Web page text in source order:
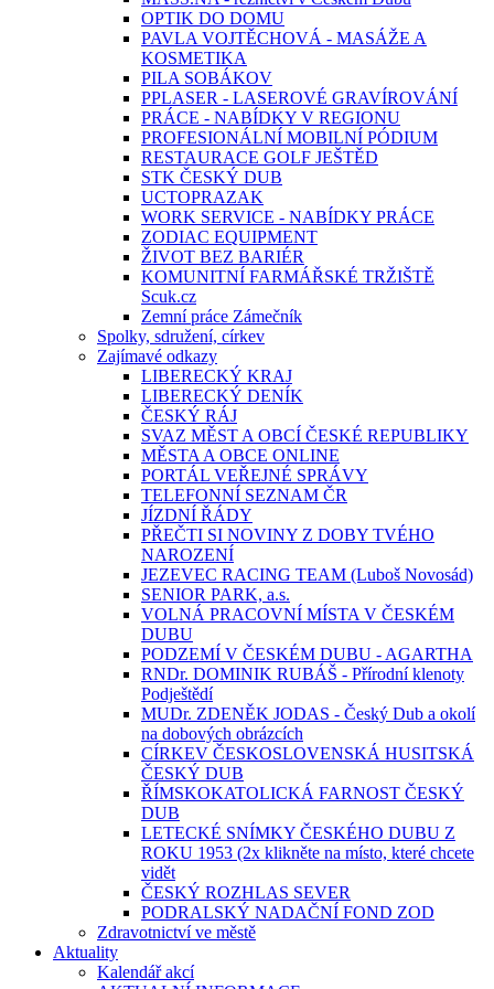
OPTIK DO DOMU
PAVLA VOJTĚCHOVÁ - MASÁŽE A
KOSMETIKA
PILA SOBÁKOV
PPLASER - LASEROVÉ GRAVÍROVÁNÍ
PRÁCE - NABÍDKY V REGIONU
PROFESIONÁLNÍ MOBILNÍ PÓDIUM
RESTAURACE GOLF JEŠTĚD
STK ČESKÝ DUB
UCTOPRAZAK
WORK SERVICE - NABÍDKY PRÁCE
ZODIAC EQUIPMENT
ŽIVOT BEZ BARIÉR
KOMUNITNÍ FARMÁŘSKÉ TRŽIŠTĚ
Scuk.cz
Zemní práce Zámečník
Spolky, sdružení, církev
Zajímavé odkazy
LIBERECKÝ KRAJ
LIBERECKÝ DENÍK
ČESKÝ RÁJ
SVAZ MĚST A OBCÍ ČESKÉ REPUBLIKY
MĚSTA A OBCE ONLINE
PORTÁL VEŘEJNÉ SPRÁVY
TELEFONNÍ SEZNAM ČR
JÍZDNÍ ŘÁDY
PŘEČTI SI NOVINY Z DOBY TVÉHO
NAROZENÍ
JEZEVEC RACING TEAM (Luboš Novosád)
SENIOR PARK, a.s.
VOLNÁ PRACOVNÍ MÍSTA V ČESKÉM
DUBU
PODZEMÍ V ČESKÉM DUBU - AGARTHA
RNDr. DOMINIK RUBÁŠ - Přírodní klenoty
Podještědí
MUDr. ZDENĚK JODAS - Český Dub a okolí
na dobových obrázcích
CÍRKEV ČESKOSLOVENSKÁ HUSITSKÁ
ČESKÝ DUB
ŘÍMSKOKATOLICKÁ FARNOST ČESKÝ
DUB
LETECKÉ SNÍMKY ČESKÉHO DUBU Z
ROKU 1953 (2x klikněte na místo, které chcete
vidět
ČESKÝ ROZHLAS SEVER
PODRALSKÝ NADAČNÍ FOND ZOD
Zdravotnictví ve městě
Aktuality
Kalendář akcí